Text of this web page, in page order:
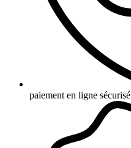
paiement en ligne sécurisé